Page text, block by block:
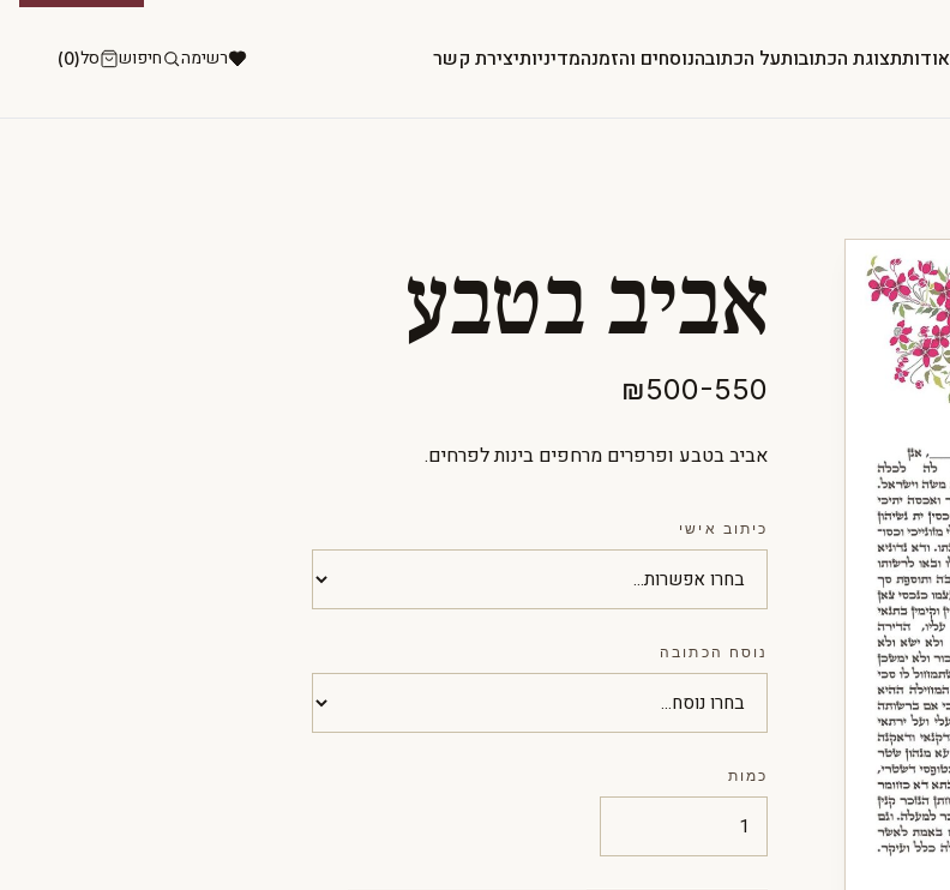
אודותתצוגת הכתובותעל הכתובהנוסחים והזמנהמדיניותיצירת קשר רשימה חיפוש סל(0)
אביב בטבע
₪500-550
אביב בטבע ופרפרים מרחפים בינות לפרחים.
כיתוב אישי
נוסח הכתובה
כמות